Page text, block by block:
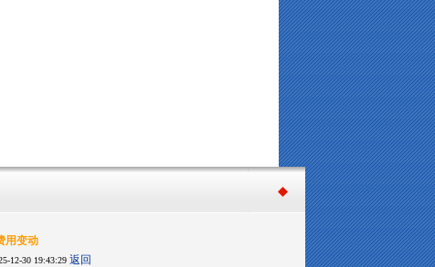
用变动
12-30 19:43:29 返回